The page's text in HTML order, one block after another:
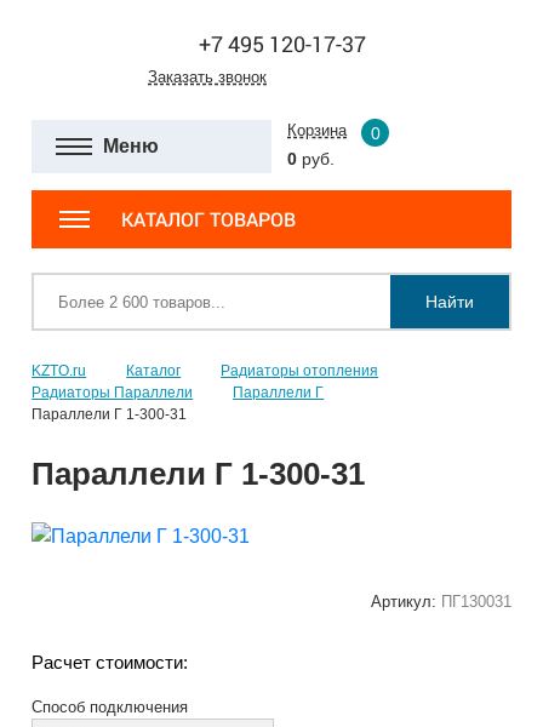
+7 495 120-17-37
Заказать звонок
Меню
Корзина
0
0 руб.
КАТАЛОГ ТОВАРОВ
Найти
KZTO.ru Каталог
Радиаторы отопления
Радиаторы Параллели
Параллели Г
Параллели Г 1-300-31
Параллели Г 1-300-31
Артикул: ПГ130031
Расчет стоимости:
Способ подключения